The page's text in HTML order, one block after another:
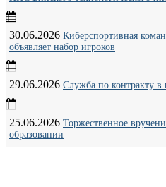
30.06.2026 Киберспортивная
объявляет набор игроков
29.06.2026 Служба по контракту в
25.06.2026 Торжественное
образовании